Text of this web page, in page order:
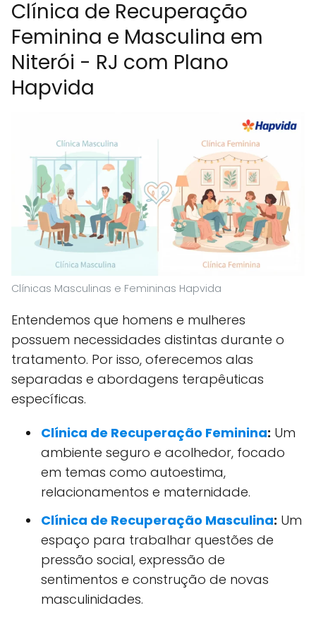
Clínica de Recuperação
Feminina e Masculina em
Niterói - RJ com Plano
Hapvida
Clínicas Masculinas e Femininas Hapvida
Entendemos que homens e mulheres
possuem necessidades distintas durante o
tratamento. Por isso, oferecemos alas
separadas e abordagens terapêuticas
específicas.
Clínica de Recuperação Feminina: Um
ambiente seguro e acolhedor, focado
em temas como autoestima,
relacionamentos e maternidade.
Clínica de Recuperação Masculina: Um
espaço para trabalhar questões de
pressão social, expressão de
sentimentos e construção de novas
masculinidades.